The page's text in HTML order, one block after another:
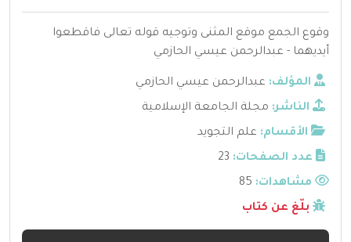
وقوع الجمع موقع المثنى وتوجيه قوله تعالى فاقطعوا
أيديهما - عبدالرحمن عيسي الحازمي
المؤلف: عبدالرحمن عيسي الحازمي
الناشر: مجلة الجامعة الإسلامية
الأقسام: علم التجويد
عدد الصفحات: 23
مشاهدات:
بلّغ عن كتاب